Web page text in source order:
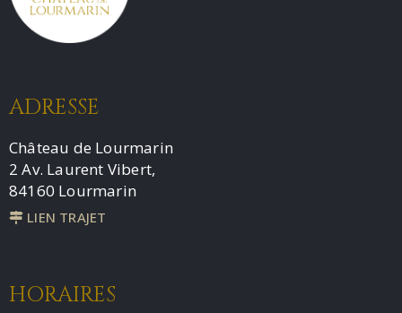
ADRESSE
Château de Lourmarin
2 Av. Laurent Vibert,
84160 Lourmarin
LIEN TRAJET
HORAIRES